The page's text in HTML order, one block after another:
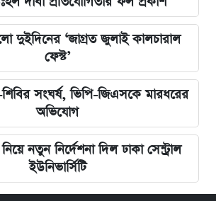
দুইদিনের ‘জাগ্রত জুলাই কালচারাল
ফেস্ট’
সংঘর্ষ, ভিপি-জিএসকে মারধরের
অভিযোগ
নতুন নির্দেশনা দিল ঢাকা সেন্ট্রাল
ইউনিভার্সিটি